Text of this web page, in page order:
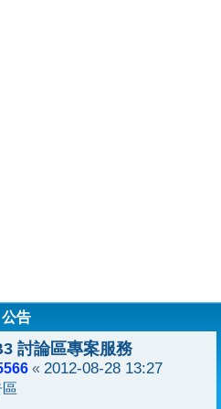
公告
討論區專案服務
« 2012-08-28 13:27